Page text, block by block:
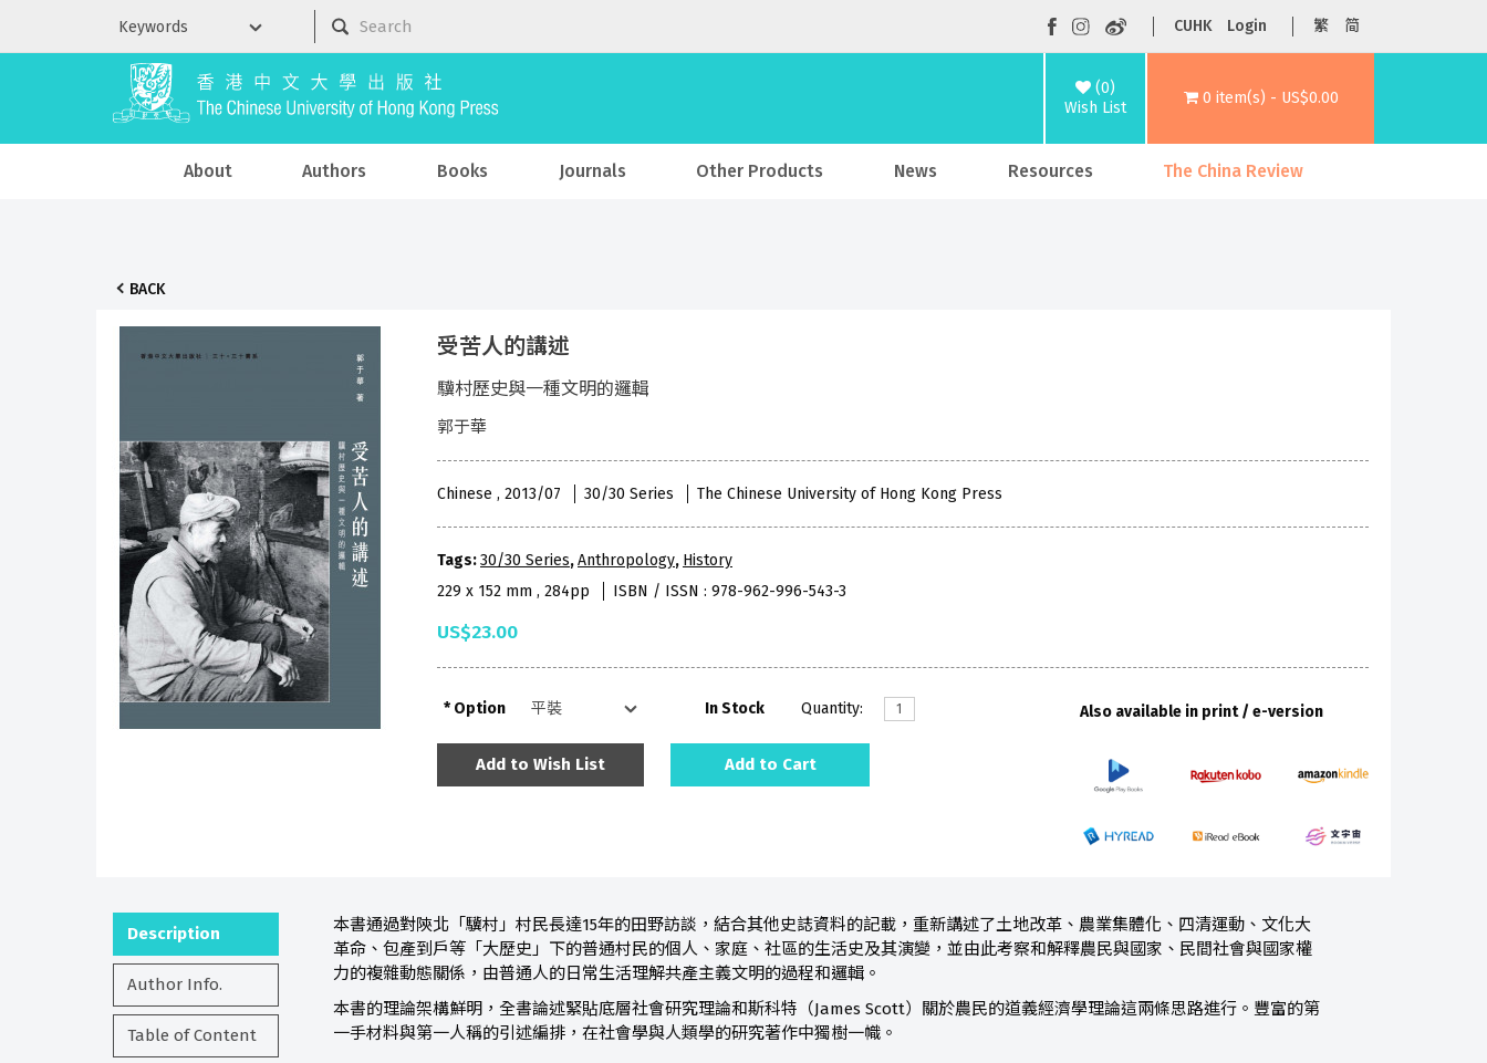
CUHK Login 繁 简
(0)
Wish List
0 item(s) - US$0.00
About Authors Books Journals Other Products News Resources The China Review
BACK
受苦人的講述
驥村歷史與一種文明的邏輯
郭于華
Chinese , 2013/07 30/30 Series The Chinese University of Hong Kong Press
Tags:30/30 Series,Anthropology, History
229 x 152 mm , 284pp
ISBN / ISSN : 978-962-996-543-3
US$23.00
Option In Stock Quantity:
Add to Wish List Add to Cart
Also available in print / e-version
Description
Author Info.
Table of Content
本書通過對陝北「驥村」村民長達15年的田野訪談，結合其他史誌資料的記載，重新講述了土地改革、農業集體化、四清運動、文化大
革命、包產到戶等「大歷史」下的普通村民的個人、家庭、社區的生活史及其演變，並由此考察和解釋農民與國家、民間社會與國家權
力的複雜動態關係，由普通人的日常生活理解共產主義文明的過程和邏輯。
本書的理論架構鮮明，全書論述緊貼底層社會研究理論和斯科特（James Scott）關於農民的道義經濟學理論這兩條思路進行。豐富的第
一手材料與第一人稱的引述編排，在社會學與人類學的研究著作中獨樹一幟。